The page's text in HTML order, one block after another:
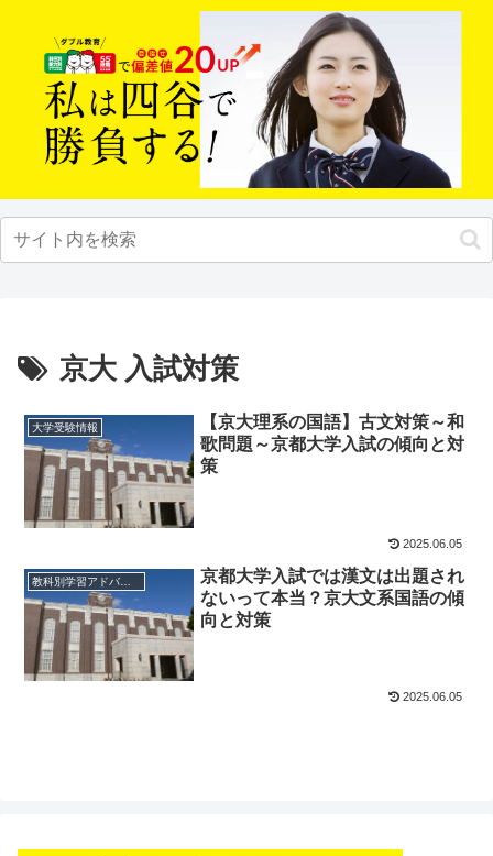
京大 入試対策
大学受験情報
【京大理系の国語】古文対策～和
歌問題～京都大学入試の傾向と対
策
2025.06.05
教科別学習アドバイス
京都大学入試では漢文は出題され
ないって本当？京大文系国語の傾
向と対策
2025.06.05